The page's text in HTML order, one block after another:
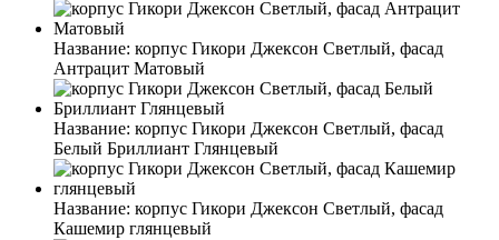
Название: корпус Гикори Джексон Светлый, фасад
Антрацит Матовый
Название: корпус Гикори Джексон Светлый, фасад
Белый Бриллиант Глянцевый
Название: корпус Гикори Джексон Светлый, фасад
Кашемир глянцевый